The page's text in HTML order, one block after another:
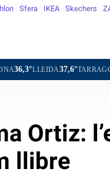
Sfera IKEA Skechers
37,6°TARRAGONA31,3°
Ortiz:
llibre